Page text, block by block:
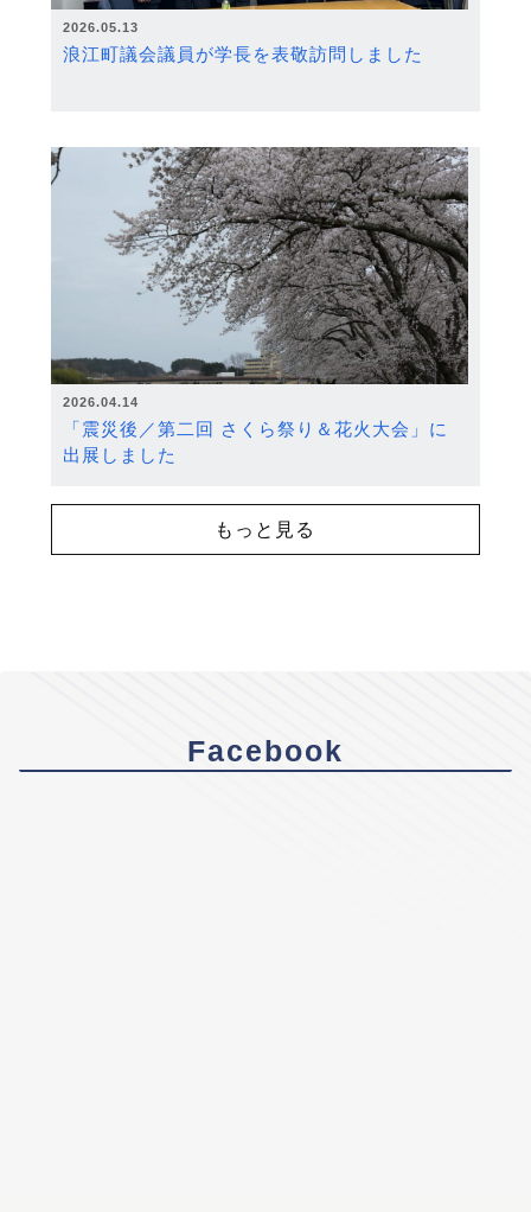
2026.05.13
浪江町議会議員が学長を表敬訪問しました
2026.04.14
「震災後／第二回 さくら祭り＆花火大会」に
出展しました
もっと見る
Facebook